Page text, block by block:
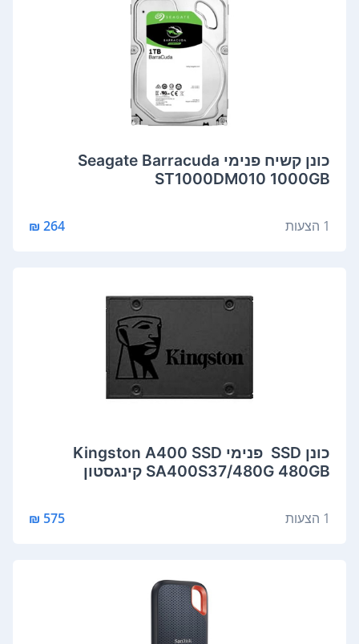
‏כונן קשיח ‏פנימי Seagate Barracuda
ST1000DM010 1000GB
1 הצעות 264 ₪
כונן SSD ‏ ‏פנימי Kingston A400 SSD
SA400S37/480G 480GB קינגסטון
1 הצעות 575 ₪